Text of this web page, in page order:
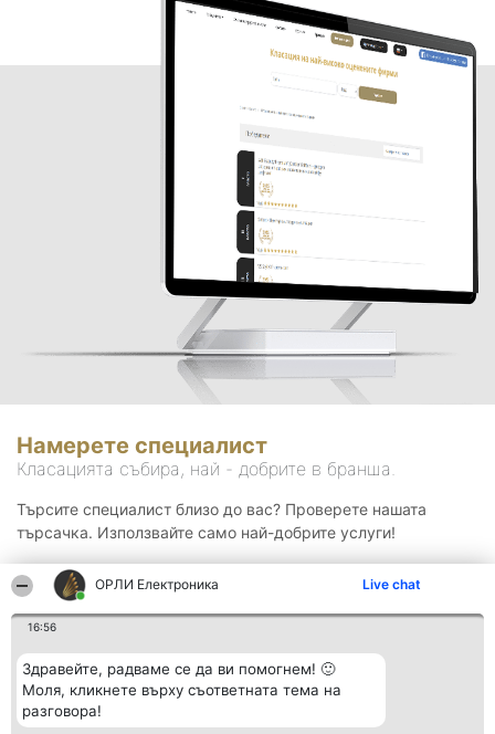
ОРЛИ Електроника Live chat
16:56
Здравейте, радваме се да ви помогнем! 🙂
Моля, кликнете върху съответната тема на
разговора!
Намерете специалист
Класацията събира, най - добрите в бранша.
Търсите специалист близо до вас? Проверете нашата
търсачка. Използвайте само най-добрите услуги!